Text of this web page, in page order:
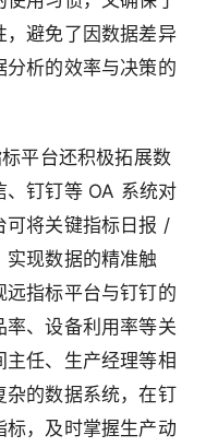
，避免了因数据差异
分析的效率与决策的
平台还积极拓展数
、钉钉等 OA 系统对
可将关键指标日报 /
实现数据的精准触
指标平台与钉钉的
、设备利用率等关
任、生产经理等相
杂的数据系统，在钉
，及时掌握生产动